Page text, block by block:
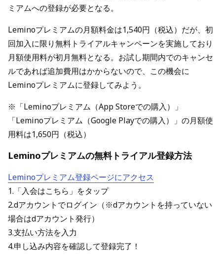
ミアムへの登録が必要となる。
Leminoプレミアムの月額料金は1,540円（税込）だが、初
回加入に限り無料トライアルキャンペーンを実施しており
月額使用料が初月無料となる。お試し期間内でのキャンセ
ルであれば追加費用はかからないので、この機会に
Leminoプレミアムに登録してみよう。
※「Leminoプレミアム（App Storeでの購入）」
「Leminoプレミアム（Google Playでの購入）」の月額使
用料は1,650円（税込）
Leminoプレミアムの無料トライアル登録方法
Leminoプレミアム登録ページにアクセス
1.「入会はこちら」をタップ
2.dアカウントでログイン（※dアカウントを持っていない
場合はdアカウント発行）
3.支払い方法を入力
4.申し込み内容を確認して登録完了！